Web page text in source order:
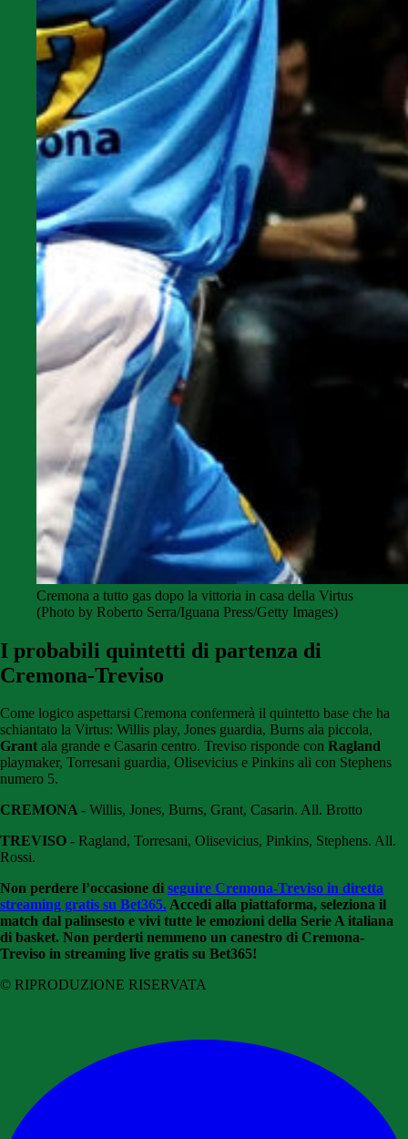
Cremona a tutto gas dopo la vittoria in casa della Virtus
(Photo by Roberto Serra/Iguana Press/Getty Images)
I probabili quintetti di partenza di
Cremona-Treviso
Come logico aspettarsi Cremona confermerà il quintetto base che ha
schiantato la Virtus: Willis play, Jones guardia, Burns ala piccola,
Grant ala grande e Casarin centro. Treviso risponde con Ragland
playmaker, Torresani guardia, Olisevicius e Pinkins ali con Stephens
numero 5.
CREMONA - Willis, Jones, Burns, Grant, Casarin. All. Brotto
TREVISO - Ragland, Torresani, Olisevicius, Pinkins, Stephens. All.
Rossi.
Non perdere l’occasione di seguire Cremona-Treviso in diretta
streaming gratis su Bet365.Accedi alla piattaforma, seleziona il
match dal palinsesto e vivi tutte le emozioni della Serie A italiana
di basket. Non perderti nemmeno un canestro di Cremona-
Treviso in streaming live gratis su Bet365!
© RIPRODUZIONE RISERVATA